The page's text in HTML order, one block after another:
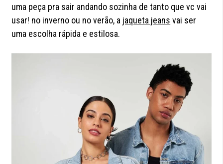
uma peça pra sair andando sozinha de tanto que vc vai
usar! no inverno ou no verão, a jaqueta jeans vai ser
uma escolha rápida e estilosa.